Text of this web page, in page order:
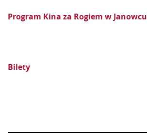
Program Kina za Rogiem w Janowcu
Bilety